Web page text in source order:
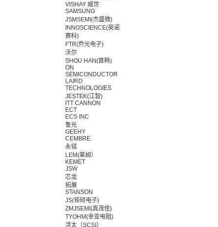
VISHAY 威世
SAMSUNG
JSMSEMI(杰盛微)
INNOSCIENCE(英诺
赛科)
FTR(乔光电子)
沃尔
SHOU HAN(首韩)
ON
SEMICONDUCTOR
LAIRD
TECHNOLOGIES
JESTEK(江智)
ITT CANNON
ECT
ECS INC
鲁光
GEEHY
CEMBRE
永铭
LEM(莱姆）
KEMET
JSW
芯龙
拓展
STANSON
JS(钜硕电子)
ZMJSEMI(真茂佳)
TYOHM(幸亚电阻)
浮太（SCSI）